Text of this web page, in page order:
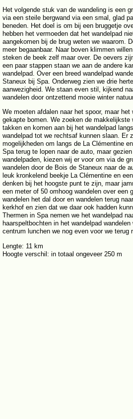
Het volgende stuk van de wandeling is een
via een steile bergwand via een smal, glad
beneden. Het doel is om bij een bruggetje
hebben het vermoeden dat het wandelpad
aangekomen bij de brug weten we waarom.
meer begaanbaar. Naar boven klimmen
steken de beek zelf maar over. De oevers
een paar stappen staan we aan de andere
wandelpad. Over een breed wandelpad
Staneux bij Spa. Onderweg zien we drie
aanwezigheid. We staan even stil, kijkend
wandelen door ontzettend mooie winter
We moeten afdalen naar het spoor, maar het
gekapte bomen. We zoeken de makkelijkste
takken en komen aan bij het wandelpad
wandelpad tot we rechtsaf kunnen slaan. Er
mogelijkheden om langs de La Clémentine
Spa terug te lopen naar de auto, maar
wandelpaden, kiezen wij er voor om via de
wandelen door de Bois de Staneux naar de
leuk kronkelend beekje La Clémentine en
denken bij het hoogste punt te zijn, maar
een meter of 50 omhoog wandelen over een
wandelen het dal door en wandelen terug
kerkhof en zien dat we daar ook hadden
Thermen in Spa nemen we het wandelpad
haarspeltbochten in het wandelpad
centrum lunchen we nog even voor we terug
Lengte: 11 km
Hoogte verschil: in totaal ongeveer 250 m